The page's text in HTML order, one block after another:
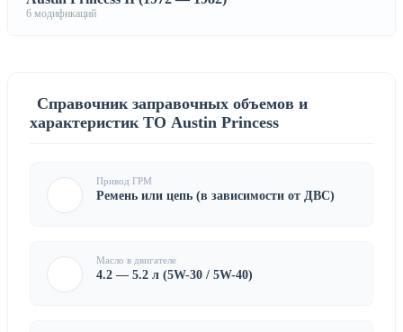
6 модификаций
Справочник заправочных объемов и
характеристик ТО Austin Princess
Привод ГРМ
Ремень или цепь (в зависимости от ДВС)
Масло в двигателе
4.2 — 5.2 л (5W-30 / 5W-40)